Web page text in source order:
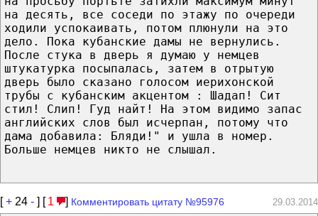
на десять, все соседи по этажу по очереди
ходили успокаивать, потом плюнули на это
дело. Пока кубанские дамы не вернулись.
После стука в дверь я думаю у немцев
штукатурка посыпалась, затем в отрытую
дверь было сказано голосом иерихонской
трубы с кубанским акцентом : Шадап! Сит
стил! Слип! Гуд найт! На этом видимо запас
английских слов был исчерпан, потому что
дама добавила: Бляди!" и ушла в номер.
Больше немцев никто не слышал.
[+ 24 - ] [ 1 ] Комментировать цитату №95976 29.03.2014